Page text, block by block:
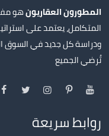
المطورون العقاريونهو
المتكامل، يعتمد على
ودراسة كل جديد في السوق
تُرضي الجميع
روابط سريعة